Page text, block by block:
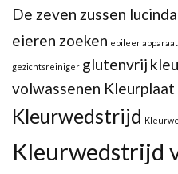
De zeven zussen
eieren zoeken epileer
gezichtsreiniger glutenvrij
volwassenen
Kleurwedstrijd
Kleurwedstrijd